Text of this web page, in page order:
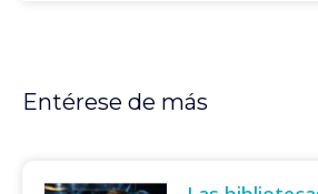
Entérese de más